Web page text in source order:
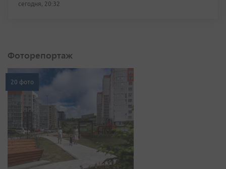
сегодня, 20:32
Фоторепортаж
20 фото